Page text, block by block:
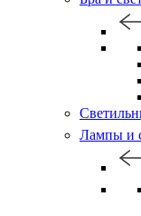
Лампы и